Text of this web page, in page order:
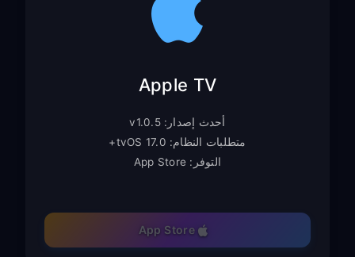
Apple TV
أحدث إصدار: v1.0.5
متطلبات النظام: tvOS 17.0+
التوفر: App Store
App Store